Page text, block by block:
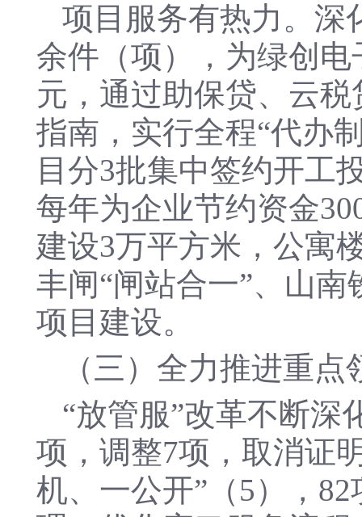
项目服务有热力。深
余件（项），为绿创
元，通过助保贷、云
指南，实行全程“代办
目分3批集中签约开工
每年为企业节约资金
建设3万平方米，公寓
丰闸“闸站合一”、山
项目建设。
（三）全力推进重点
“放管服”改革不断深
项，调整7项，取消证
机、一公开”（5），